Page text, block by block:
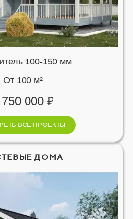
100-150 мм
От 100 м²
000 ₽
ВСЕ ПРОЕКТЫ
ДОМА